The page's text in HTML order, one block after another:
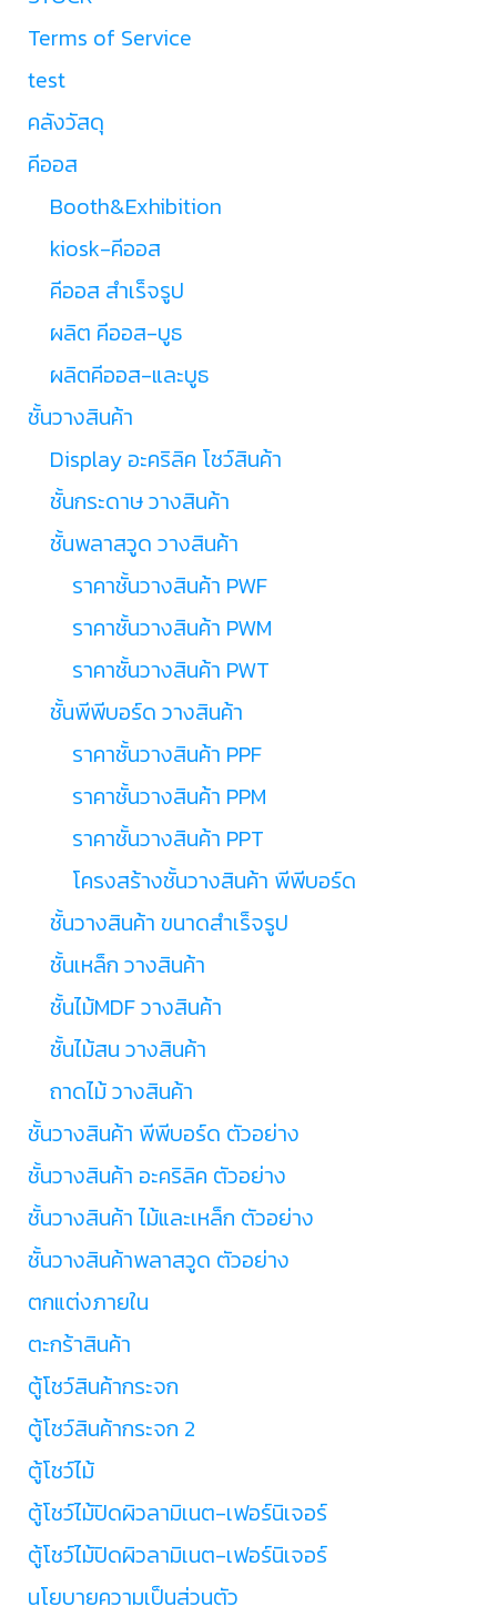
Terms of Service
test
คลังวัสดุ
คีออส
Booth&Exhibition
kiosk-คีออส
คีออส สำเร็จรูป
ผลิต คีออส-บูธ
ผลิตคีออส-และบูธ
ชั้นวางสินค้า
Display อะคริลิค โชว์สินค้า
ชั้นกระดาษ วางสินค้า
ชั้นพลาสวูด วางสินค้า
ราคาชั้นวางสินค้า PWF
ราคาชั้นวางสินค้า PWM
ราคาชั้นวางสินค้า PWT
ชั้นพีพีบอร์ด วางสินค้า
ราคาชั้นวางสินค้า PPF
ราคาชั้นวางสินค้า PPM
ราคาชั้นวางสินค้า PPT
โครงสร้างชั้นวางสินค้า พีพีบอร์ด
ชั้นวางสินค้า ขนาดสำเร็จรูป
ชั้นเหล็ก วางสินค้า
ชั้นไม้MDF วางสินค้า
ชั้นไม้สน วางสินค้า
ถาดไม้ วางสินค้า
ชั้นวางสินค้า พีพีบอร์ด ตัวอย่าง
ชั้นวางสินค้า อะคริลิค ตัวอย่าง
ชั้นวางสินค้า ไม้และเหล็ก ตัวอย่าง
ชั้นวางสินค้าพลาสวูด ตัวอย่าง
ตกแต่งภายใน
ตะกร้าสินค้า
ตู้โชว์สินค้ากระจก
ตู้โชว์สินค้ากระจก 2
ตู้โชว์ไม้
ตู้โชว์ไม้ปิดผิวลามิเนต-เฟอร์นิเจอร์
ตู้โชว์ไม้ปิดผิวลามิเนต-เฟอร์นิเจอร์
นโยบายความเป็นส่วนตัว